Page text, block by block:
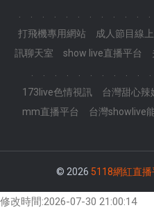
打飛機專用網站
成人節目線
訊聊天室
show live直播平台
173live色情視訊
台灣甜心辣
mm直播平台
台灣showlive
© 2026 5118網紅直播
修改時間:2026-07-30 21:00:14